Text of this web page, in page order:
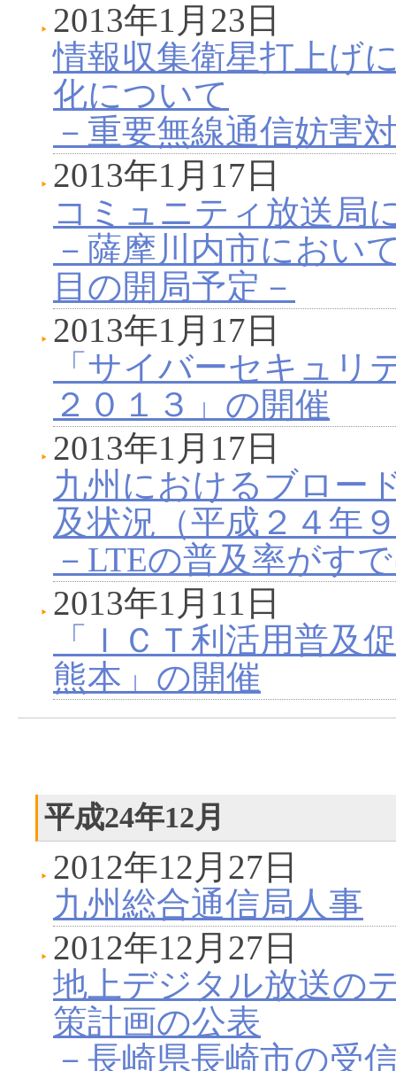
2013年1月23日
情報収集衛星打上げ
化について
－重要無線通信妨害
2013年1月17日
コミュニティ放送局
－薩摩川内市におい
目の開局予定－
2013年1月17日
「サイバーセキュリ
２０１３」の開催
2013年1月17日
九州におけるブロー
及状況（平成２４年
－LTEの普及率がす
2013年1月11日
「ＩＣＴ利活用普及
熊本」の開催
平成24年12月
2012年12月27日
九州総合通信局人事
2012年12月27日
地上デジタル放送の
策計画の公表
－長崎県長崎市の受